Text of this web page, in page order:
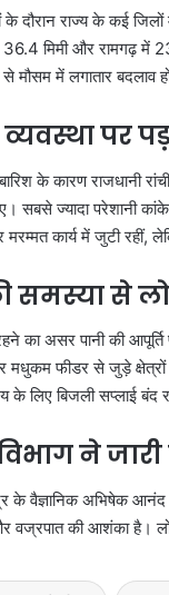
दौरान राज्य के कई जिलों
36.4 मिमी और रामगढ़ में
मौसम में लगातार बदलाव
पर
के कारण राजधानी
सबसे ज्यादा परेशानी
मरम्मत कार्य में जुटी
समस्या से
का असर पानी की
मधुकम फीडर से जुड़े क्षेत्रों
के लिए बिजली सप्लाई बंद
ने
के वैज्ञानिक अभिषेक
वज्रपात की आशंका है।